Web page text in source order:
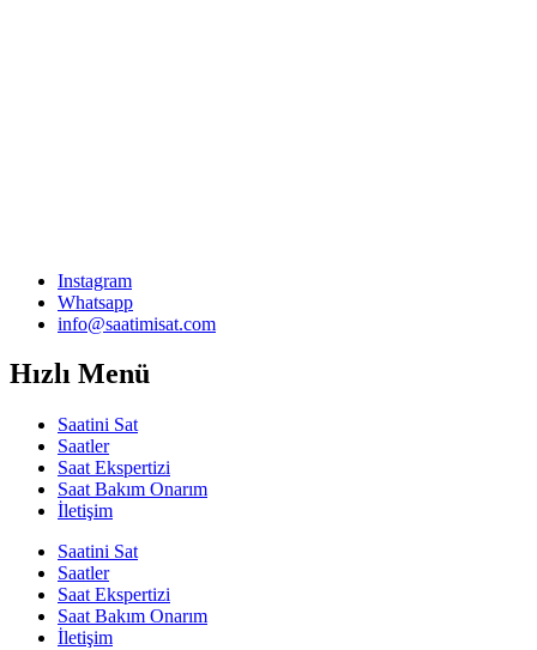
Instagram
Whatsapp
info@saatimisat.com
Hızlı Menü
Saatini Sat
Saatler
Saat Ekspertizi
Saat Bakım Onarım
İletişim
Saatini Sat
Saatler
Saat Ekspertizi
Saat Bakım Onarım
İletişim